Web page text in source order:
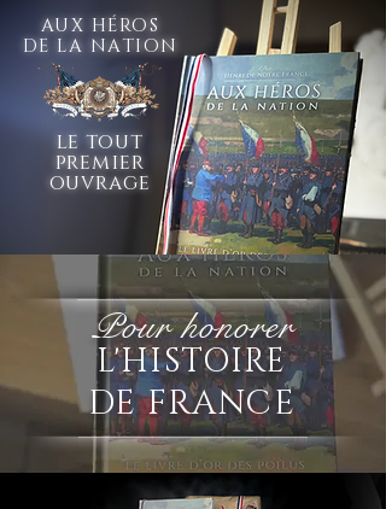
AUX HÉROS
DE LA NATION
le tout
premier
ouvrage
DE FRANCE
L'HISTOIRE
Pour honorer